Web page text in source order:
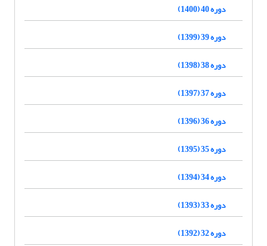
دوره 40 (1400)
دوره 39 (1399)
دوره 38 (1398)
دوره 37 (1397)
دوره 36 (1396)
دوره 35 (1395)
دوره 34 (1394)
دوره 33 (1393)
دوره 32 (1392)